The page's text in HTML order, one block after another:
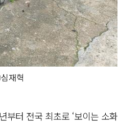
재혁
부터 전국 최초로 ‘보이는 소화